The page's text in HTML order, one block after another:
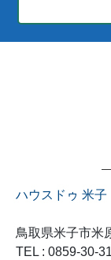
ハウスドゥ 米
鳥取県米子市
TEL : 0859-30-